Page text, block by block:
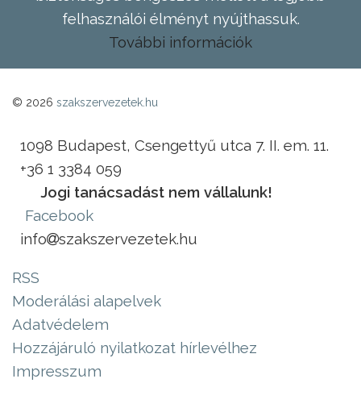
felhasználói élményt nyújthassuk.
További információk
© 2026 szakszervezetek.hu
1098 Budapest, Csengettyű utca 7. II. em. 11.
+36 1 3384 059
Jogi tanácsadást nem vállalunk!
Facebook
info
szakszervezetek.hu
RSS
Moderálási alapelvek
Adatvédelem
Hozzájáruló nyilatkozat hírlevélhez
Impresszum